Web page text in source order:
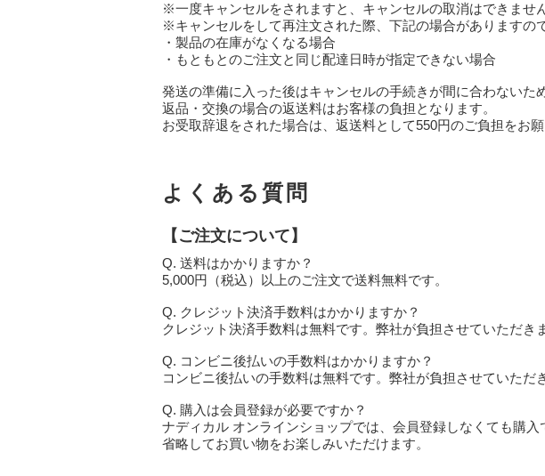
※一度キャンセルをされますと、キャンセルの取消はできません
※キャンセルをして再注文された際、下記の場合がありますの
・製品の在庫がなくなる場合
・もともとのご注文と同じ配達日時が指定できない場合
発送の準備に入った後はキャンセルの手続きが間に合わないた
返品・交換の場合の返送料はお客様の負担となります。
お受取辞退をされた場合は、返送料として550円のご負担をお願
よくある質問
【ご注文について】
Q. 送料はかかりますか？
5,000円（税込）以上のご注文で送料無料です。
Q. クレジット決済手数料はかかりますか？
クレジット決済手数料は無料です。弊社が負担させていただき
Q. コンビニ後払いの手数料はかかりますか？
コンビニ後払いの手数料は無料です。弊社が負担させていただ
Q. 購入は会員登録が必要ですか？
ナディカル オンラインショップでは、会員登録しなくても購
省略してお買い物をお楽しみいただけます。